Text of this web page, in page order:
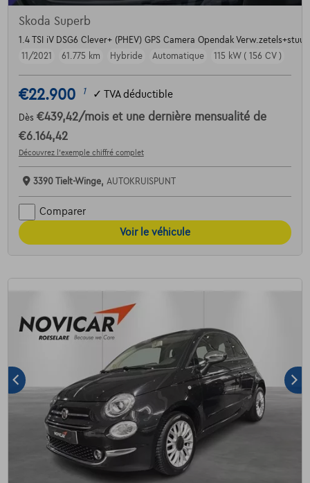
Skoda Superb
1.4 TSI iV DSG6 Clever+ (PHEV) GPS Camera Opendak Verw.zetels+stuur
11/2021
61.775 km Hybride Automatique 115 kW ( 156 CV )
€22.900 1 ✓ TVA déductible
Dès €439,42/mois et une dernière mensualité de
€6.164,42
Découvrez l’exemple chiffré complet
3390 Tielt-Winge, AUTOKRUISPUNT
Comparer
Voir le véhicule